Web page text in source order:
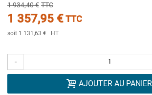
1 934,40 € TTC
1 357,95 €TTC
soit 1 131,63 € HT
-
AJOUTER AU PANIER